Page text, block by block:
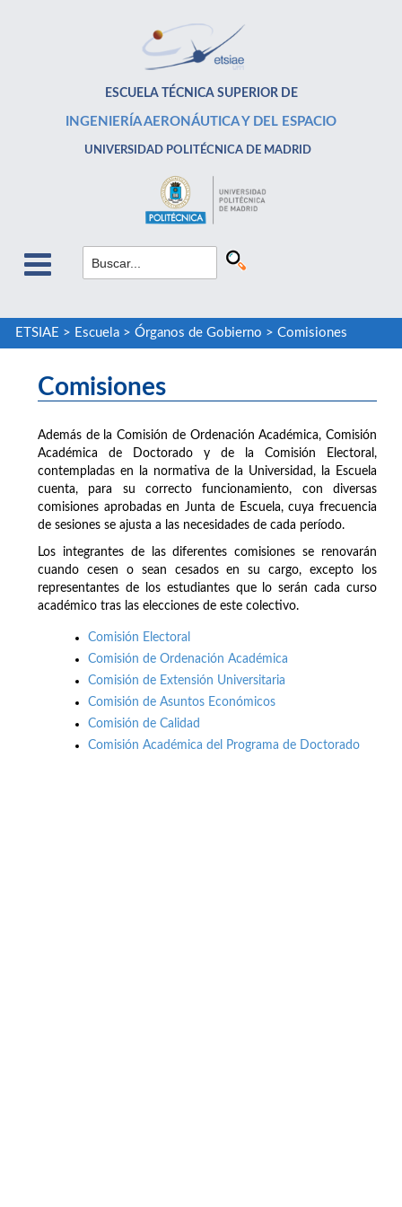
ESCUELA TÉCNICA SUPERIOR DE
INGENIERÍA AERONÁUTICA Y DEL ESPACIO
UNIVERSIDAD POLITÉCNICA DE MADRID
ETSIAE > Escuela> Órganos de Gobierno > Comisiones
Comisiones
Además de la Comisión de Ordenación Académica, Comisión
Académica de Doctorado y de la Comisión Electoral,
contempladas en la normativa de la Universidad, la Escuela
cuenta, para su correcto funcionamiento, con diversas
comisiones aprobadas en Junta de Escuela, cuya frecuencia
de sesiones se ajusta a las necesidades de cada período.
Los integrantes de las diferentes comisiones se renovarán
cuando cesen o sean cesados en su cargo, excepto los
representantes de los estudiantes que lo serán cada curso
académico tras las elecciones de este colectivo.
Comisión Electoral
Comisión de Ordenación Académica
Comisión de Extensión Universitaria
Comisión de Asuntos Económicos
Comisión de Calidad
Comisión Académica del Programa de Doctorado